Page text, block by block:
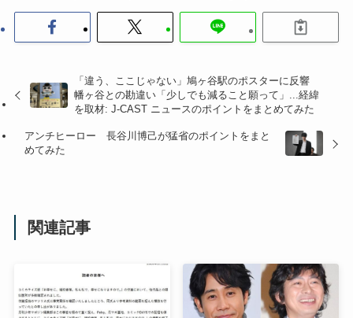
「違う、ここじゃない」鳩ヶ谷駅のポスターに反響
幡ヶ谷との勘違い「少しでも減ること願って」...経緯
を取材: J-CAST ニュースのポイントをまとめてみた
アンチヒーロー 長谷川博己が猛省のポイントをまと
めてみた
関連記事